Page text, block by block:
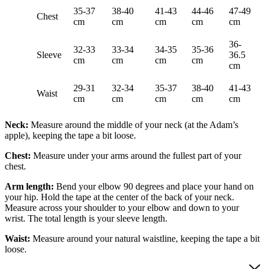
Chest
35-37
cm
38-40
cm
41-43
cm
44-46
cm
47-49
cm
Sleeve
32-33
cm
33-34
cm
34-35
cm
35-36
cm
36-
36.5
cm
Waist
29-31
cm
32-34
cm
35-37
cm
38-40
cm
41-43
cm
Neck: Measure around the middle of your neck (at the Adam’s
apple), keeping the tape a bit loose.
Chest: Measure under your arms around the fullest part of your
chest.
Arm length: Bend your elbow 90 degrees and place your hand on
your hip. Hold the tape at the center of the back of your neck.
Measure across your shoulder to your elbow and down to your
wrist. The total length is your sleeve length.
Waist: Measure around your natural waistline, keeping the tape a bit
loose.